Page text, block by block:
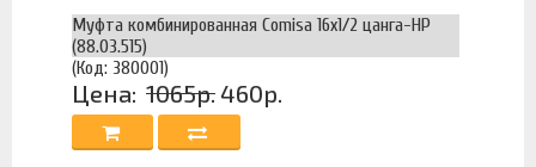
Муфта комбинированная Comisa 16х1/2 цанга-НР
(88.03.515)
(Код: 380001)
Цена: 1065р. 460р.